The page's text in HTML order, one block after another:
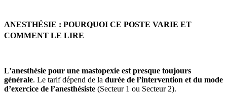
ANESTHÉSIE : POURQUOI CE POSTE VARIE ET
COMMENT LE LIRE
L’anesthésie pour une mastopexie est presque toujours
générale. Le tarif dépend de la durée de l’intervention et du mode
d’exercice de l’anesthésiste (Secteur 1 ou Secteur 2).